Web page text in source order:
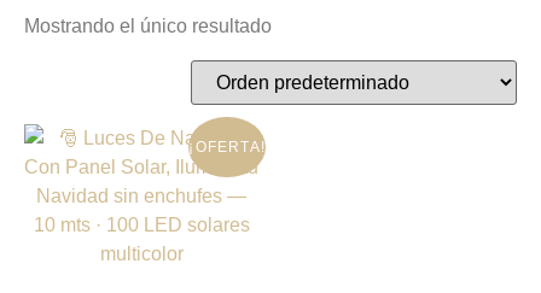
Mostrando el único resultado
¡OFERTA!